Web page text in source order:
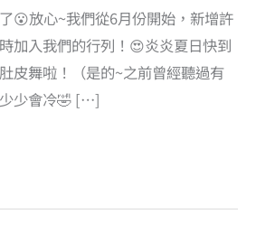
😮放心~我們從6月份開始，新增許
加入我們的行列！😍炎炎夏日快到
皮舞啦！（是的~之前曾經聽過有
少會冷🤣 […]